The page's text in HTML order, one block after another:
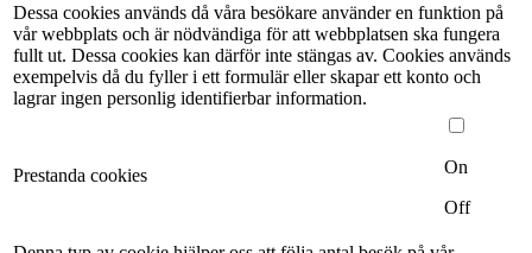
Dessa cookies används då våra besökare använder en funktion på
vår webbplats och är nödvändiga för att webbplatsen ska fungera
fullt ut. Dessa cookies kan därför inte stängas av. Cookies används
exempelvis då du fyller i ett formulär eller skapar ett konto och
lagrar ingen personlig identifierbar information.
Prestanda cookies
On
Off